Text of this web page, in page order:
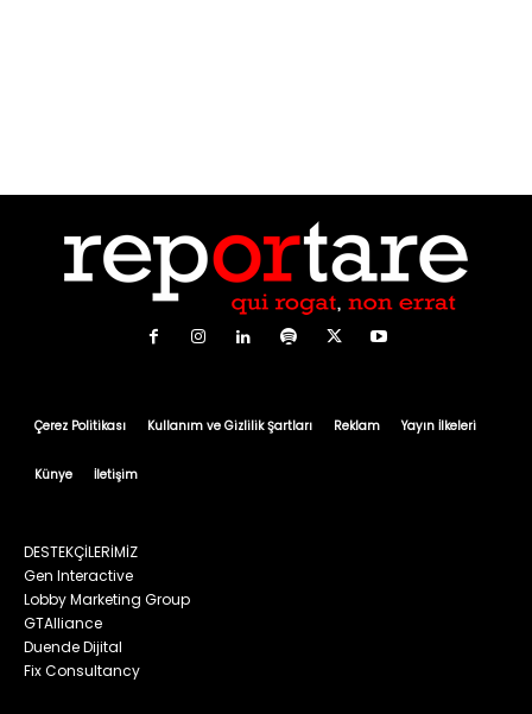
Çerez Politikası Kullanım ve Gizlilik Şartları Reklam Yayın İlkeleri
Künye İletişim
DESTEKÇİLERİMİZ
Gen Interactive
Lobby Marketing Group
GTAlliance
Duende Dijital
Fix Consultancy